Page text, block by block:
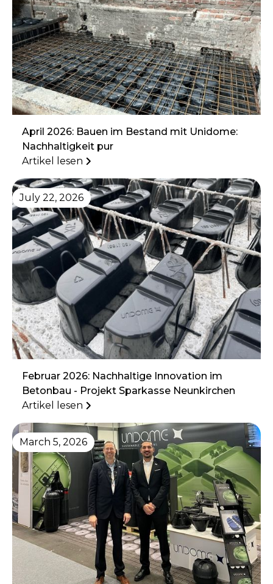
April 2026: Bauen im Bestand mit Unidome:
Nachhaltigkeit pur
Artikel lesen
July 22, 2026
Februar 2026: Nachhaltige Innovation im
Betonbau - Projekt Sparkasse Neunkirchen
Artikel lesen
March 5, 2026